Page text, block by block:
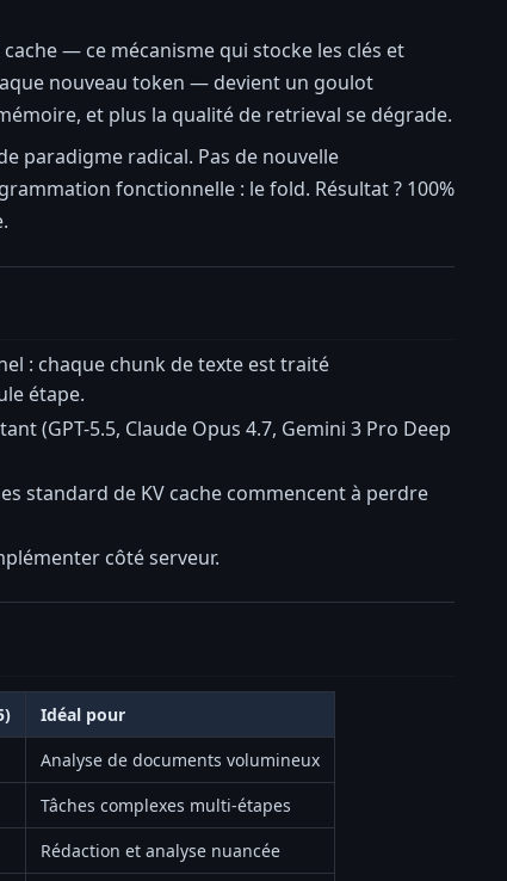
— ce mécanisme qui stocke les clés et
nouveau token — devient un goulot
et plus la qualité de retrieval se dégrade.
paradigme radical. Pas de nouvelle
fonctionnelle : le fold. Résultat ? 100%
: chaque chunk de texte est traité
étape.
(GPT-5.5, Claude Opus 4.7, Gemini 3 Pro Deep
standard de KV cache commencent à perdre
côté serveur.
Idéal pour
Analyse de documents volumineux
Tâches complexes multi-étapes
Rédaction et analyse nuancée